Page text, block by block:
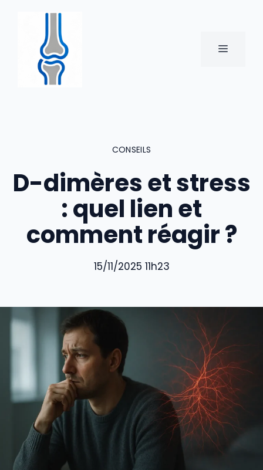
MENU
CONSEILS
D-dimères et stress
: quel lien et
comment réagir ?
15/11/2025 11h23